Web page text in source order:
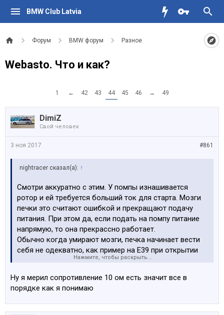
BMW Club Latvia
Форум BMW форум Разное
Webasto. Что и как?
1 ← 42 43 44 45 46 → 49
DimiZ
Свой человек
#861
3 ноя 2017
nightracer сказал(а): ↑
Смотри аккуратно с этим. У помпы изнашивается
ротор и ей требуется больший ток для старта. Мозги
печки это считают ошибкой и прекращают подачу
питания. При этом да, если подать на помпу питание
напрямую, то она прекрассно работает.
Обычно когда умирают мозги, печка начинает вести
себя не одекватно, как пример на Е39 при открытии
водительской двери начинает продувать камеру.
Нажмите, чтобы раскрыть...
Ну я мерил сопротивление 10 ом есть значит все в
порядке как я понимаю